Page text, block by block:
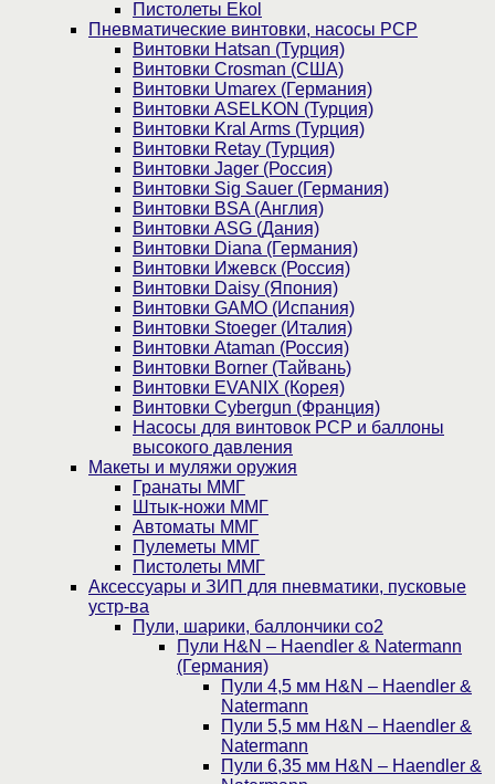
Пистолеты Ekol
Пневматические винтовки, насосы PCP
Винтовки Hatsan (Турция)
Винтовки Crosman (США)
Винтовки Umarex (Германия)
Винтовки ASELKON (Турция)
Винтовки Kral Arms (Турция)
Винтовки Retay (Турция)
Винтовки Jager (Россия)
Винтовки Sig Sauer (Германия)
Винтовки BSA (Англия)
Винтовки ASG (Дания)
Винтовки Diana (Германия)
Винтовки Ижевск (Россия)
Винтовки Daisy (Япония)
Винтовки GAMO (Испания)
Винтовки Stoeger (Италия)
Винтовки Ataman (Россия)
Винтовки Borner (Тайвань)
Винтовки EVANIX (Корея)
Винтовки Cybergun (Франция)
Насосы для винтовок PCP и баллоны
высокого давления
Макеты и муляжи оружия
Гранаты ММГ
Штык-ножи ММГ
Автоматы ММГ
Пулеметы ММГ
Пистолеты ММГ
Аксессуары и ЗИП для пневматики, пусковые
устр-ва
Пули, шарики, баллончики со2
Пули H&N – Haendler & Natermann
(Германия)
Пули 4,5 мм H&N – Haendler &
Natermann
Пули 5,5 мм H&N – Haendler &
Natermann
Пули 6,35 мм H&N – Haendler &